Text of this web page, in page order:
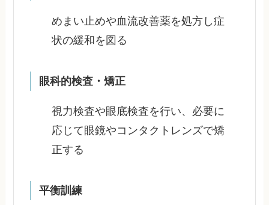
めまい止めや血流改善薬を処方し症
状の緩和を図る
眼科的検査・矯正
視力検査や眼底検査を行い、必要に
応じて眼鏡やコンタクトレンズで矯
正する
平衡訓練